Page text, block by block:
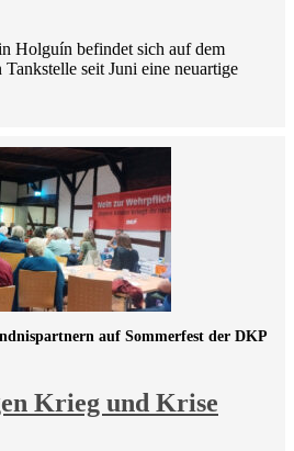
Holguín befindet sich auf dem
seit Juni eine neuartige
Krieg und Krise
auf Sommerfest der DKP